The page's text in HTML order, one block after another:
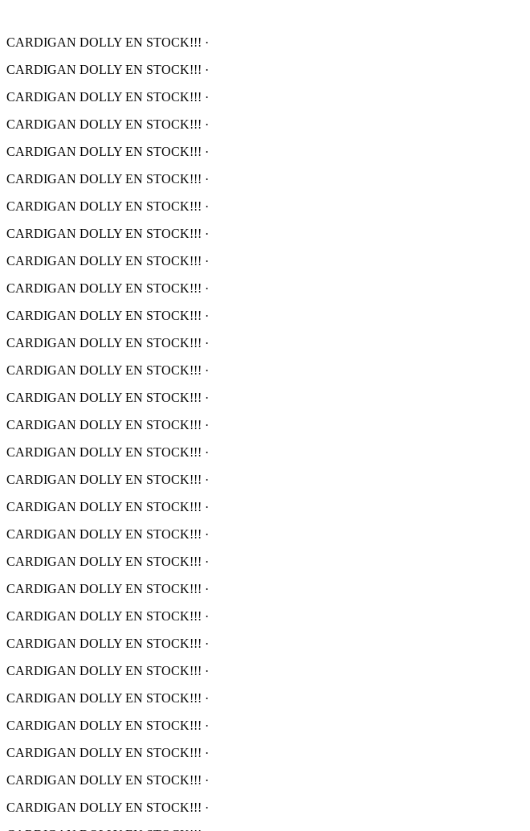
CARDIGAN DOLLY EN STOCK!!! ·
CARDIGAN DOLLY EN STOCK!!! ·
CARDIGAN DOLLY EN STOCK!!! ·
CARDIGAN DOLLY EN STOCK!!! ·
CARDIGAN DOLLY EN STOCK!!! ·
CARDIGAN DOLLY EN STOCK!!! ·
CARDIGAN DOLLY EN STOCK!!! ·
CARDIGAN DOLLY EN STOCK!!! ·
CARDIGAN DOLLY EN STOCK!!! ·
CARDIGAN DOLLY EN STOCK!!! ·
CARDIGAN DOLLY EN STOCK!!! ·
CARDIGAN DOLLY EN STOCK!!! ·
CARDIGAN DOLLY EN STOCK!!! ·
CARDIGAN DOLLY EN STOCK!!! ·
CARDIGAN DOLLY EN STOCK!!! ·
CARDIGAN DOLLY EN STOCK!!! ·
CARDIGAN DOLLY EN STOCK!!! ·
CARDIGAN DOLLY EN STOCK!!! ·
CARDIGAN DOLLY EN STOCK!!! ·
CARDIGAN DOLLY EN STOCK!!! ·
CARDIGAN DOLLY EN STOCK!!! ·
CARDIGAN DOLLY EN STOCK!!! ·
CARDIGAN DOLLY EN STOCK!!! ·
CARDIGAN DOLLY EN STOCK!!! ·
CARDIGAN DOLLY EN STOCK!!! ·
CARDIGAN DOLLY EN STOCK!!! ·
CARDIGAN DOLLY EN STOCK!!! ·
CARDIGAN DOLLY EN STOCK!!! ·
CARDIGAN DOLLY EN STOCK!!! ·